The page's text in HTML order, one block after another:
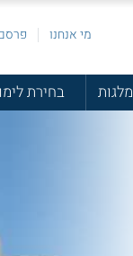
מי אנחנו
מלגות בחירת